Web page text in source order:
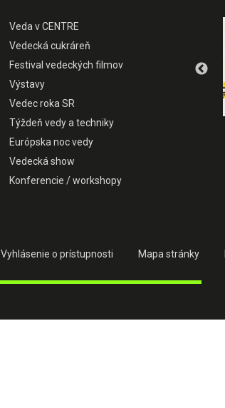
Veda v CENTRE
Vedecká cukráreň
Festival vedeckých filmov
Výstavy
Vedec roka SR
Týždeň vedy a techniky
Európska noc vedy
Vedecká show
Konferencie / workshopy
Vyhlásenie o prístupnosti Mapa stránky